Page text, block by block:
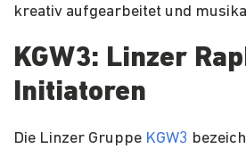
kreativ aufgearbeitet und
KGW3: Linzer
Initiatoren
Die Linzer Gruppe KGW3